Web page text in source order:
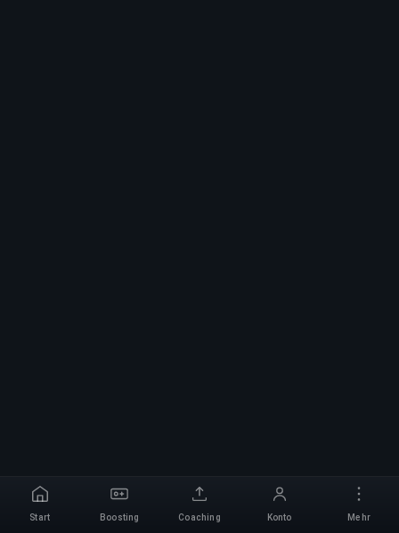
Start Boosting Coaching Konto Mehr